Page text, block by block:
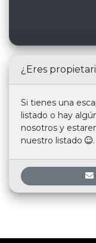
¿Eres
Si tienes una
listado o hay
nosotros y
nuestro listado
.